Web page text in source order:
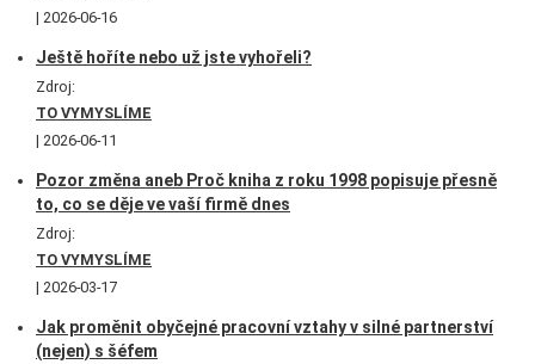
2026-06-16
Ještě hoříte nebo už jste vyhořeli?
Zdroj:
TO VYMYSLÍME
2026-06-11
Pozor změna aneb Proč kniha z roku 1998 popisuje přesně
to, co se děje ve vaší firmě dnes
Zdroj:
TO VYMYSLÍME
2026-03-17
Jak proměnit obyčejné pracovní vztahy v silné partnerství
(nejen) s šéfem